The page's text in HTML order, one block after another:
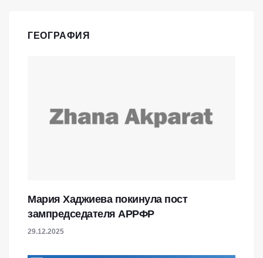
ГЕОГРАФИЯ
Мария Хаджиева покинула пост
зампредседателя АРРФР
29.12.2025